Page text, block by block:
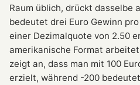
Raum üblich, drückt dasselbe
bedeutet drei Euro Gewinn
einer Dezimalquote von 2.50
amerikanische Format
zeigt an, dass man mit 100
erzielt, während -200